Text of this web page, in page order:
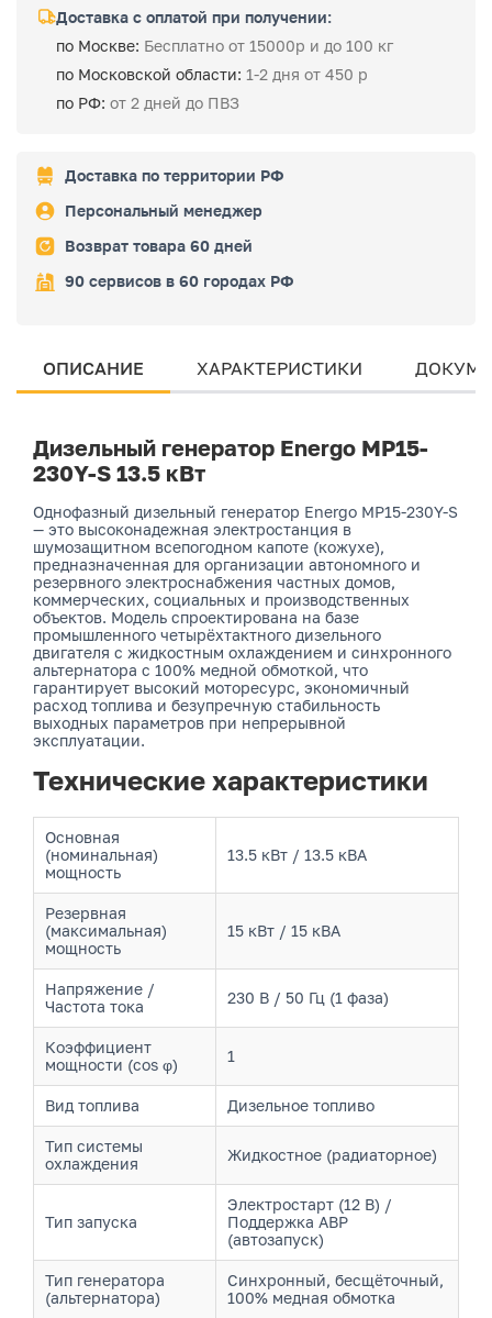
Доставка с оплатой при получении:
по Москве: Бесплатно от 15000р и до 100 кг
по Московской области: 1-2 дня от 450 р
по РФ: от 2 дней до ПВЗ
Доставка по территории РФ
Персональный менеджер
Возврат товара 60 дней
90 сервисов в 60 городах РФ
ОПИСАНИЕ ХАРАКТЕРИСТИКИ
Дизельный генератор Energo MP15-
230Y-S 13.5 кВт
Однофазный дизельный генератор Energo MP15-230Y-S
— это высоконадежная электростанция в
шумозащитном всепогодном капоте (кожухе),
предназначенная для организации автономного и
резервного электроснабжения частных домов,
коммерческих, социальных и производственных
объектов. Модель спроектирована на базе
промышленного четырёхтактного дизельного
двигателя с жидкостным охлаждением и синхронного
альтернатора с 100% медной обмоткой, что
гарантирует высокий моторесурс, экономичный
расход топлива и безупречную стабильность
выходных параметров при непрерывной
эксплуатации.
Технические характеристики
Основная
(номинальная)
мощность
13.5 кВт / 13.5 кВА
Резервная
(максимальная)
мощность
15 кВт / 15 кВА
Напряжение /
Частота тока
230 В / 50 Гц (1 фаза)
Коэффициент
мощности (cos φ)
1
Вид топлива Дизельное топливо
Тип системы
охлаждения
Жидкостное (радиаторное)
Тип запуска
Электростарт (12 В) /
Поддержка АВР
(автозапуск)
Тип генератора
(альтернатора)
Синхронный, бесщёточный,
100% медная обмотка